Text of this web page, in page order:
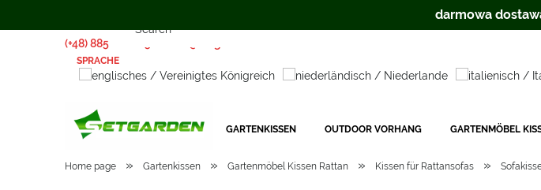
(+48) 885 281 885
SPRACHE
GARTENKISSEN OUTDOOR VORHANG GARTENMÖBEL
Home page » Gartenkissen » Gartenmöbel Kissen Rattan » Kissen für Rattansofas »
darmowa